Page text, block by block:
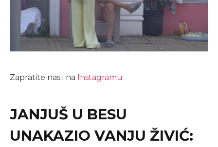
Zapratite nas i na Instagramu
JANJUŠ U BESU
UNAKAZIO VANJU ŽIVIĆ: